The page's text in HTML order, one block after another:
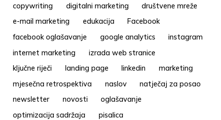
copywriting
digitalni marketing
društvene mreže
e-mail marketing
edukacija
Facebook
facebook oglašavanje
google analytics
instagram
internet marketing
izrada web stranice
ključne riječi
landing page linkedin
marketing
mjesečna retrospektiva
naslov
natječaj za posao
newsletter
novosti
oglašavanje
optimizacija sadržaja
pisalica